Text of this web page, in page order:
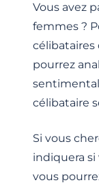
Vous avez
femmes ?
célibataires
pourrez
célibataire
Si vous
indiquera si
vous